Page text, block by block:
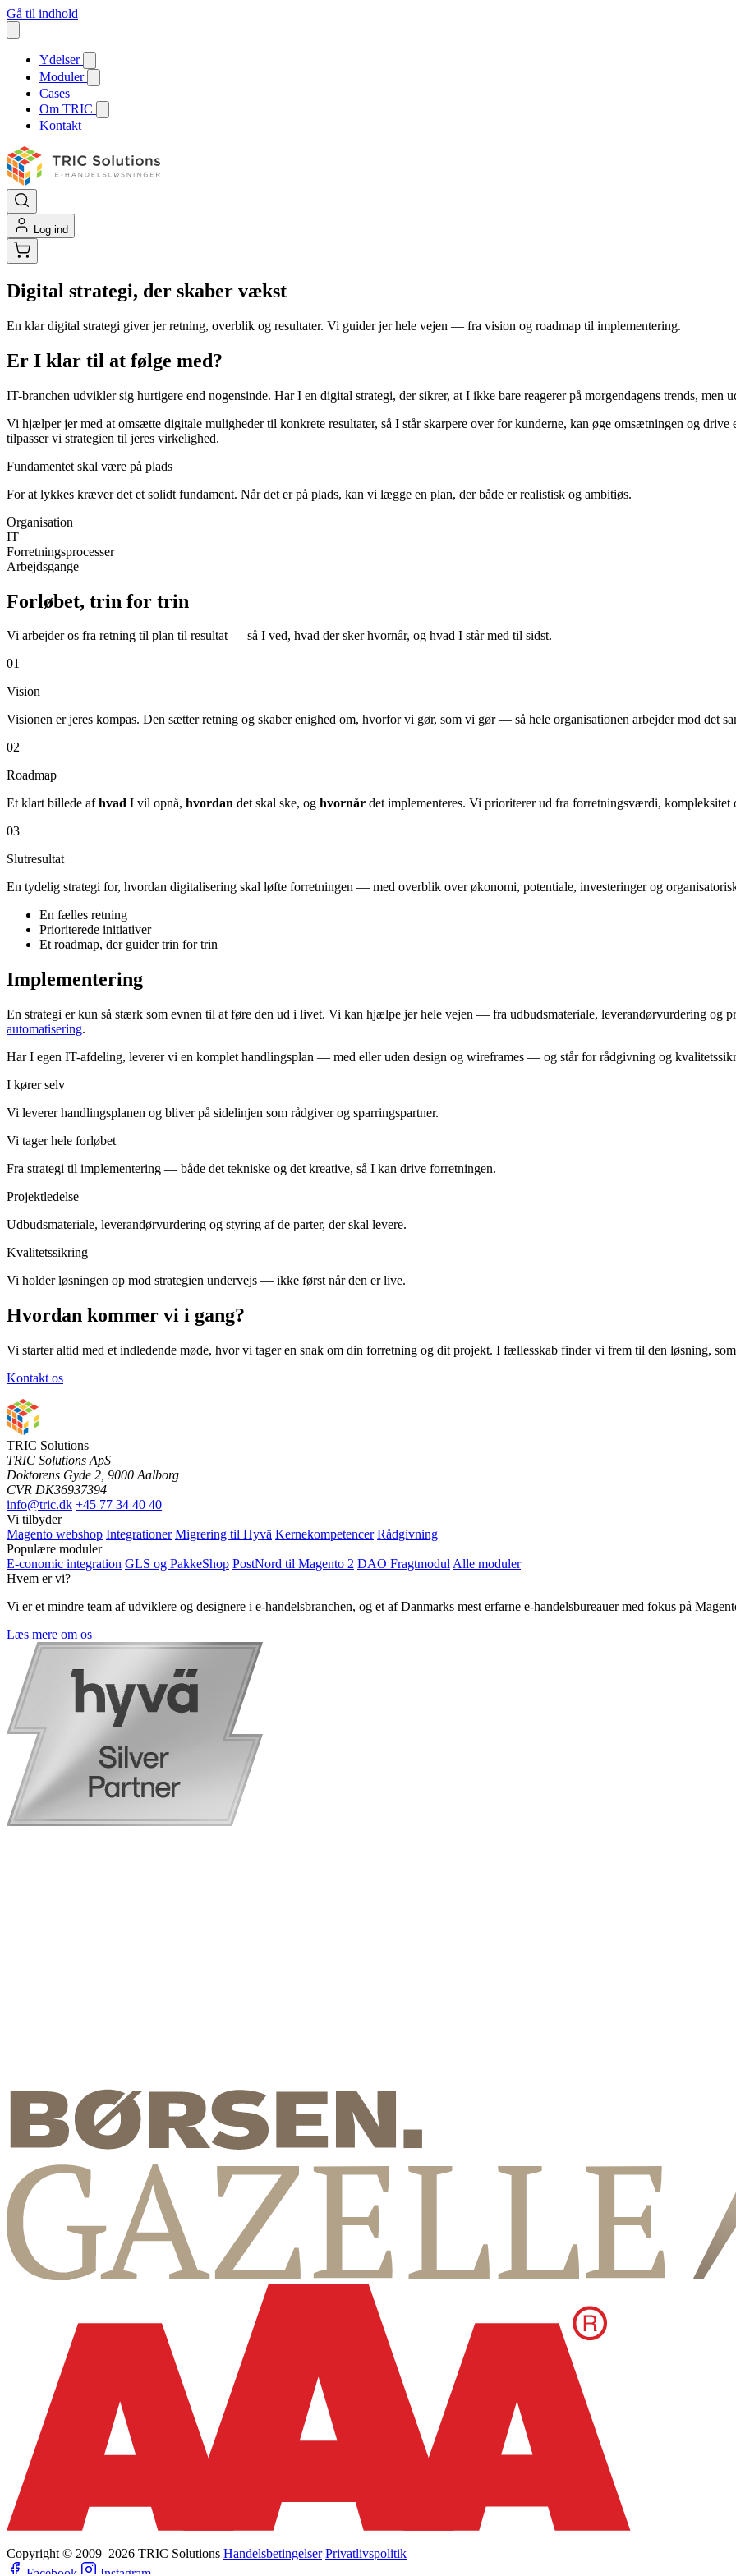
Gå til indhold
Ydelser
Moduler
Cases
Om TRIC
Kontakt
Log ind
Digital strategi, der skaber vækst
En klar digital strategi giver jer retning, overblik og resultater. Vi guider jer hele vejen — fra vision og roadmap til implementering.
Er I klar til at følge med?
IT-branchen udvikler sig hurtigere end nogensinde. Har I en digital strategi, der sikrer, at I ikke bare reagerer på morgendagens trends, men
Vi hjælper jer med at omsætte digitale muligheder til konkrete resultater, så I står skarpere over for kunderne, kan øge omsætningen og
tilpasser vi strategien til jeres virkelighed.
Fundamentet skal være på plads
For at lykkes kræver det et solidt fundament. Når det er på plads, kan vi lægge en plan, der både er realistisk og ambitiøs.
Organisation
IT
Forretningsprocesser
Arbejdsgange
Forløbet, trin for trin
Vi arbejder os fra retning til plan til resultat — så I ved, hvad der sker hvornår, og hvad I står med til sidst.
01
Vision
Visionen er jeres kompas. Den sætter retning og skaber enighed om, hvorfor vi gør, som vi gør — så hele organisationen arbejder mod det
02
Roadmap
Et klart billede afhvad I vil opnå, hvordan det skal ske, og hvornår det implementeres. Vi prioriterer ud fra forretningsværdi, kompleksitet
03
Slutresultat
En tydelig strategi for, hvordan digitalisering skal løfte forretningen — med overblik over økonomi, potentiale, investeringer og
En fælles retning
Prioriterede initiativer
Et roadmap, der guider trin for trin
Implementering
En strategi er kun så stærk som evnen til at føre den ud i livet. Vi kan hjælpe jer hele vejen — fra udbudsmateriale, leverandørvurdering og
automatisering.
Har I egen IT-afdeling, leverer vi en komplet handlingsplan — med eller uden design og wireframes — og står for rådgivning og
I kører selv
Vi leverer handlingsplanen og bliver på sidelinjen som rådgiver og sparringspartner.
Vi tager hele forløbet
Fra strategi til implementering — både det tekniske og det kreative, så I kan drive forretningen.
Projektledelse
Udbudsmateriale, leverandørvurdering og styring af de parter, der skal levere.
Kvalitetssikring
Vi holder løsningen op mod strategien undervejs — ikke først når den er live.
Hvordan kommer vi i gang?
Vi starter altid med et indledende møde, hvor vi tager en snak om din forretning og dit projekt. I fællesskab finder vi frem til den løsning,
Kontakt os
TRIC Solutions
TRIC Solutions ApS
Doktorens Gyde 2, 9000 Aalborg
CVR DK36937394
info@tric.dk +45 77 34 40 40
Vi tilbyder
Magento webshop Integrationer Migrering til Hyvä Kernekompetencer Rådgivning
Populære moduler
E-conomic integration GLS og PakkeShop PostNord til Magento 2 DAO Fragtmodul Alle moduler
Hvem er vi?
Vi er et mindre team af udviklere og designere i e-handelsbranchen, og et af Danmarks mest erfarne e-handelsbureauer med fokus på
Læs mere om os
Copyright © 2009–2026 TRIC Solutions Handelsbetingelser Privatlivspolitik
Facebook
Instagram